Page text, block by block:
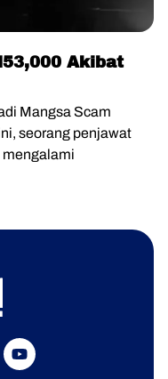
Akibat
Mangsa Scam
seorang penjawat
mengalami